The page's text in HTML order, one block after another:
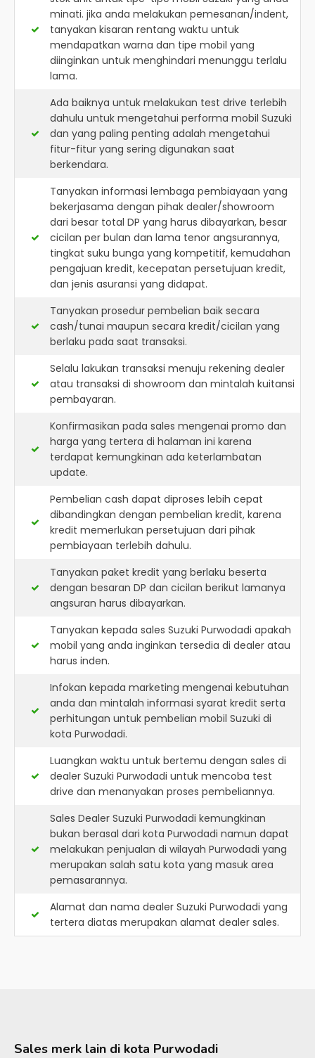
minati. jika anda melakukan pemesanan/indent,
tanyakan kisaran rentang waktu untuk
mendapatkan warna dan tipe mobil yang
diinginkan untuk menghindari menunggu terlalu
lama.
Ada baiknya untuk melakukan test drive terlebih
dahulu untuk mengetahui performa mobil Suzuki
dan yang paling penting adalah mengetahui
fitur-fitur yang sering digunakan saat
berkendara.
Tanyakan informasi lembaga pembiayaan yang
bekerjasama dengan pihak dealer/showroom
dari besar total DP yang harus dibayarkan, besar
cicilan per bulan dan lama tenor angsurannya,
tingkat suku bunga yang kompetitif, kemudahan
pengajuan kredit, kecepatan persetujuan kredit,
dan jenis asuransi yang didapat.
Tanyakan prosedur pembelian baik secara
cash/tunai maupun secara kredit/cicilan yang
berlaku pada saat transaksi.
Selalu lakukan transaksi menuju rekening dealer
atau transaksi di showroom dan mintalah kuitansi
pembayaran.
Konfirmasikan pada sales mengenai promo dan
harga yang tertera di halaman ini karena
terdapat kemungkinan ada keterlambatan
update.
Pembelian cash dapat diproses lebih cepat
dibandingkan dengan pembelian kredit, karena
kredit memerlukan persetujuan dari pihak
pembiayaan terlebih dahulu.
Tanyakan paket kredit yang berlaku beserta
dengan besaran DP dan cicilan berikut lamanya
angsuran harus dibayarkan.
Tanyakan kepada sales Suzuki Purwodadi apakah
mobil yang anda inginkan tersedia di dealer atau
harus inden.
Infokan kepada marketing mengenai kebutuhan
anda dan mintalah informasi syarat kredit serta
perhitungan untuk pembelian mobil Suzuki di
kota Purwodadi.
Luangkan waktu untuk bertemu dengan sales di
dealer Suzuki Purwodadi untuk mencoba test
drive dan menanyakan proses pembeliannya.
Sales Dealer Suzuki Purwodadi kemungkinan
bukan berasal dari kota Purwodadi namun dapat
melakukan penjualan di wilayah Purwodadi yang
merupakan salah satu kota yang masuk area
pemasarannya.
Alamat dan nama dealer Suzuki Purwodadi yang
tertera diatas merupakan alamat dealer sales.
Sales merk lain di kota Purwodadi